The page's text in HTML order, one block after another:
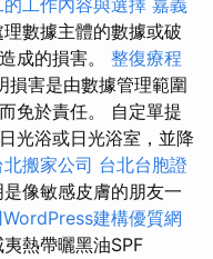
工作內容與選擇 嘉義
數據主體的數據或破
成的損害。 整復療程
損害是由數據管理範圍
免於責任。 自定單提
光浴或日光浴室，並降
北搬家公司 台北台胞證
像敏感皮膚的朋友一
建構優質網
熱帶曬黑油SPF